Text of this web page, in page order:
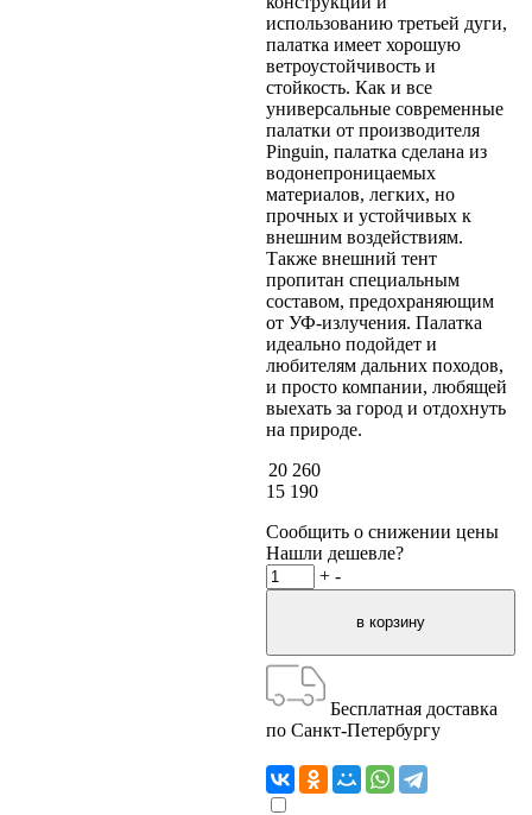
использованию третьей дуги,
палатка имеет хорошую
ветроустойчивость и
стойкость. Как и все
универсальные современные
палатки от производителя
Pinguin, палатка сделана из
водонепроницаемых
материалов, легких, но
прочных и устойчивых к
внешним воздействиям.
Также внешний тент
пропитан специальным
составом, предохраняющим
от УФ-излучения. Палатка
идеально подойдет и
любителям дальних походов,
и просто компании, любящей
выехать за город и отдохнуть
на природе.
20 260
15 190
Сообщить о снижении цены
Нашли дешевле?
+ -
Бесплатная доставка
по Санкт-Петербургу